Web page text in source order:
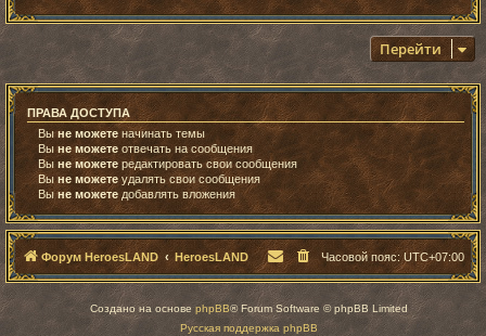
Перейти
ПРАВА ДОСТУПА
Выне можете начинать темы
Вы не можете отвечать на сообщения
Вы не можете редактировать свои сообщения
Выне можете удалять свои сообщения
Выне можете добавлять вложения
Форум HeroesLAND HeroesLAND Часовой пояс:UTC+07:00
Создано на основе phpBB® Forum Software © phpBB Limited
Русская поддержка phpBB